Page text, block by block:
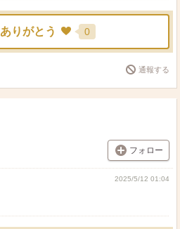
ありがとう 0
通報する
フォロー
2025/5/12 01:04